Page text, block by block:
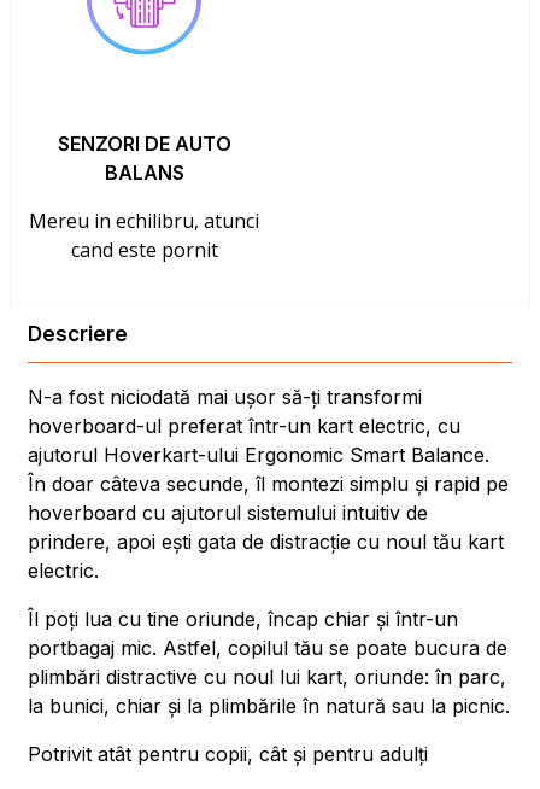
SENZORI DE AUTO
BALANS
Mereu in echilibru, atunci
cand este pornit
Descriere
N-a fost niciodată mai ușor să-ți transformi
hoverboard-ul preferat într-un kart electric, cu
ajutorul Hoverkart-ului Ergonomic Smart Balance.
În doar câteva secunde, îl montezi simplu și rapid pe
hoverboard cu ajutorul sistemului intuitiv de
prindere, apoi ești gata de distracție cu noul tău kart
electric.
Îl poți lua cu tine oriunde, încap chiar și într-un
portbagaj mic. Astfel, copilul tău se poate bucura de
plimbări distractive cu noul lui kart, oriunde: în parc,
la bunici, chiar și la plimbările în natură sau la picnic.
Potrivit atât pentru copii, cât și pentru adulți